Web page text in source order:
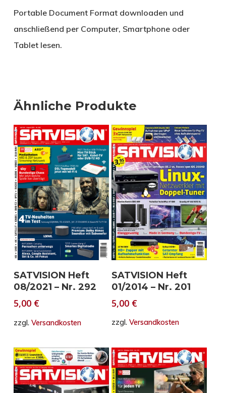
Portable Document Format downloaden und
anschließend per Computer, Smartphone oder
Tablet lesen.
Ähnliche Produkte
In den Warenkorb
SATVISION Heft
08/2021 – Nr. 292
5,00 €
zzgl. Versandkosten
In den Warenkorb
SATVISION Heft
01/2014 – Nr. 201
5,00 €
zzgl.Versandkosten